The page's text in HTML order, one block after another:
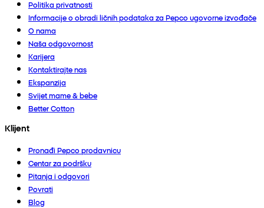
Politika privatnosti
Informacije o obradi ličnih podataka za Pepco ugovorne izvođače
O nama
Naša odgovornost
Karijera
Kontaktirajte nas
Ekspanzija
Svijet mame & bebe
Better Cotton
Klijent
Pronađi Pepco prodavnicu
Centar za podršku
Pitanja i odgovori
Povrati
Blog